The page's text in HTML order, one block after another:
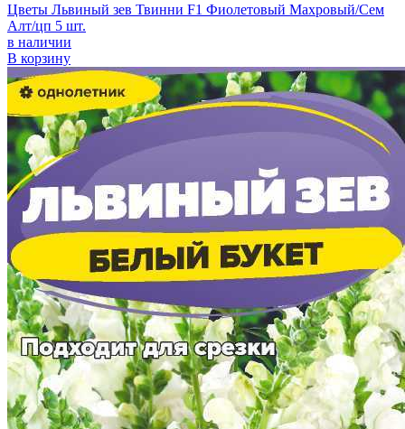
Цветы Львиный зев Твинни F1 Фиолетовый Махровый/Сем
Алт/цп 5 шт.
в наличии
В корзину